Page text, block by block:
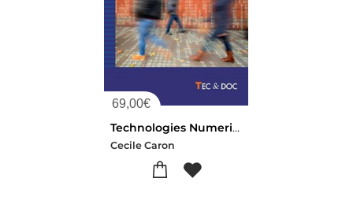
69,00€
Technologies Numeriques, Protection Des Donnees Et Vie Privee : Quels Enjeux Pour La Transition Energetique ?
Cecile Caron